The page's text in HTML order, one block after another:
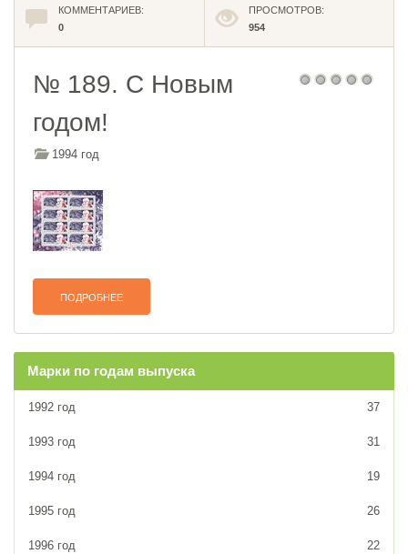
КОММЕНТАРИЕВ:
0
ПРОСМОТРОВ:
954
№ 189. С Новым
годом!
1994 год
ПОДРОБНЕЕ
Марки по годам выпуска
1992 год 37
1993 год 31
1994 год 19
1995 год 26
1996 год 22